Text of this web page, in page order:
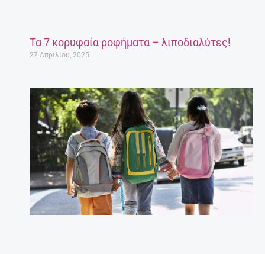
Τα 7 κορυφαία ροφήματα – λιποδιαλύτες!
27 Απριλίου, 2025